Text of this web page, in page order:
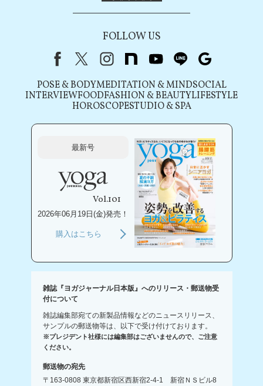
FOLLOW US
FacebookX（旧Twitter）
instagram
note youtubeline
POSE & BODYMEDITATION & MINDSOCIAL
INTERVIEWFOODFASHION & BEAUTYLIFESTYLE
HOROSCOPESTUDIO & SPA
最新号
Vol.101
2026年06月19日(金)発売！
購入はこちら
雑誌『ヨガジャーナル日本版』へのリリース・郵送物受
付について
雑誌編集部宛ての新製品情報などのニュースリリース、
サンプルの郵送物等は、以下で受け付けております。
※プレジデント社様には編集部はございませんので、ご注意
ください。
郵送物の宛先
〒163-0808 東京都新宿区西新宿2-4-1 新宿ＮＳビル8